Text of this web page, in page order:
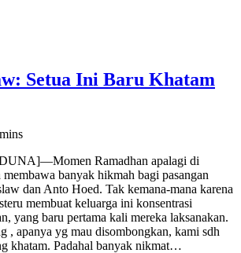
Setua Ini Baru Khatam
Ramadhan apalagi di
banyak hikmah bagi pasangan
dan Anto Hoed. Tak kemana-mana karena
membuat keluarga ini konsentrasi
yang baru pertama kali mereka laksanakan.
, apanya yg mau disombongkan, kami sdh
khatam. Padahal banyak nikmat…